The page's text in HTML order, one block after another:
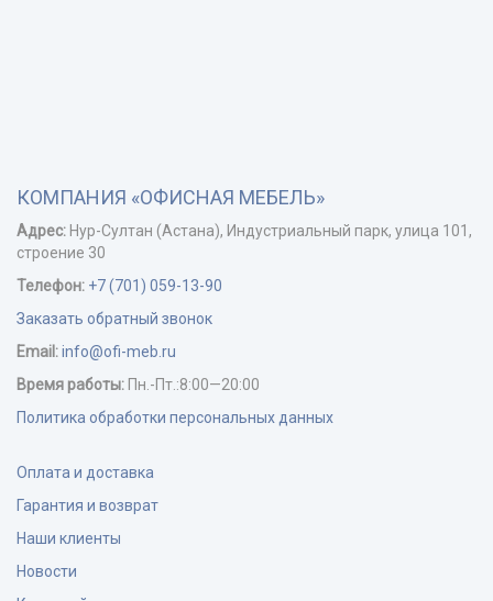
КОМПАНИЯ «ОФИСНАЯ МЕБЕЛЬ»
Адрес: Нур-Cултан (Астана), Индустриальный парк, улица 101,
строение 30
Телефон: +7 (701) 059-13-90
Заказать обратный звонок
Email:info@ofi-meb.ru
Время работы: Пн.-Пт.:8:00—20:00
Политика обработки персональных данных
Оплата и доставка
Гарантия и возврат
Наши клиенты
Новости